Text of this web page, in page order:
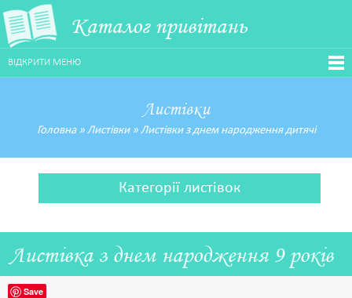
Каталог привітань
ВІДКРИТИ МЕНЮ
Листівки
Головна» Листівки» Листівки з днем народження дитячі
Категорії листівок
Листівка з днем народження 9 років
Save